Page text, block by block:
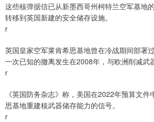
这些核弹据信已从新墨西哥州柯特兰空军基地
转移到英国新建的安全储存设施。
r
英国皇家空军莱肯希思基地曾在冷战期间部署
一次已知的撤离发生在2008年，与欧洲削减武
r
《英国防务杂志》称，美国在2022年预算文
思基地重建核武器储存能力的信号。
r